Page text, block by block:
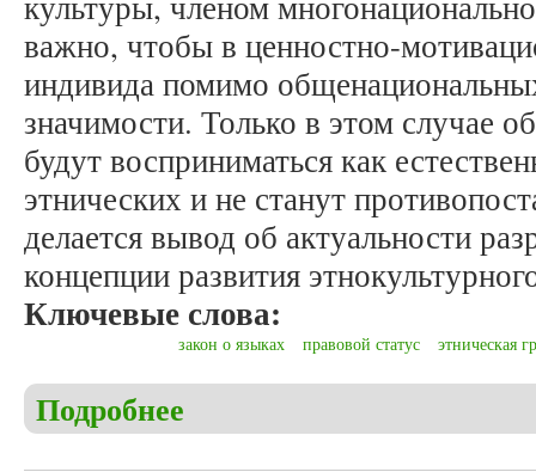
важно, чтобы в ценностно-
индивида помимо
значимости. Только в этом случае
будут восприниматься как
этнических и не станут
делается вывод об актуальности
концепции развития
Ключевые слова:
закон о языках правовой статус этническая
Подробнее